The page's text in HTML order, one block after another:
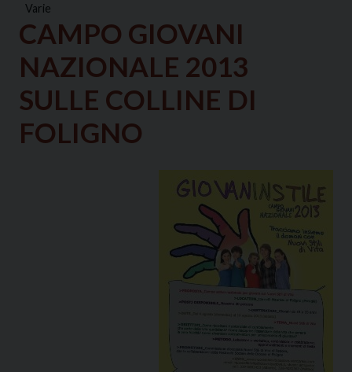
Varie
CAMPO GIOVANI
NAZIONALE 2013
SULLE COLLINE DI
FOLIGNO